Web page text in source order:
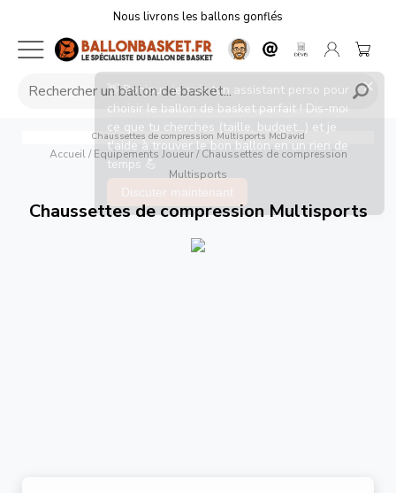
Nous livrons les ballons gonflés
Chaussettes de compression Multisports McDavid
Accueil/ Equipements Joueur/ Chaussettes de compression
Multisports
Chaussettes de compression Multisports